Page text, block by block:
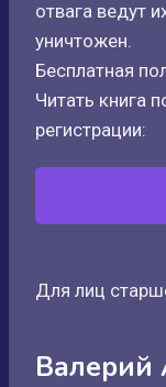
отвага ведут
уничтожен.
Бесплатная
Читать книга
регистрации:
Для лиц
Валерий